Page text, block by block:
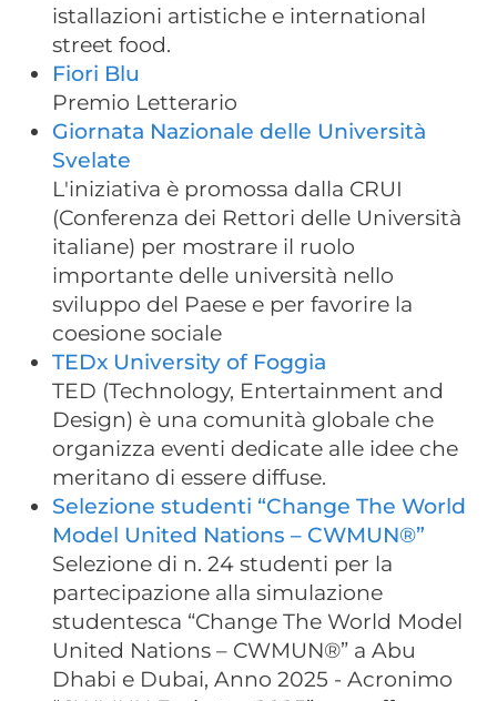
istallazioni artistiche e international
street food.
Fiori Blu
Premio Letterario
Giornata Nazionale delle Università
Svelate
L'iniziativa è promossa dalla CRUI
(Conferenza dei Rettori delle Università
italiane) per mostrare il ruolo
importante delle università nello
sviluppo del Paese e per favorire la
coesione sociale
TEDx University of Foggia
TED (Technology, Entertainment and
Design) è una comunità globale che
organizza eventi dedicate alle idee che
meritano di essere diffuse.
Selezione studenti “Change The World
Model United Nations – CWMUN®”
Selezione di n. 24 studenti per la
partecipazione alla simulazione
studentesca “Change The World Model
United Nations – CWMUN®” a Abu
Dhabi e Dubai, Anno 2025 - Acronimo